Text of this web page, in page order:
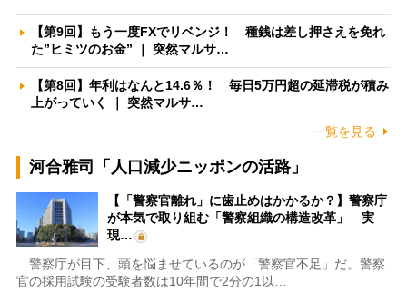
【第9回】もう一度FXでリベンジ！ 種銭は差し押さえを免れ
た”ヒミツのお金” ｜ 突然マルサ…
【第8回】年利はなんと14.6％！ 毎日5万円超の延滞税が積み
上がっていく ｜ 突然マルサ…
一覧を見る
河合雅司「人口減少ニッポンの活路」
【「警察官離れ」に歯止めはかかるか？】警察庁
が本気で取り組む「警察組織の構造改革」 実
現…
警察庁が目下、頭を悩ませているのが「警察官不足」だ。警察
官の採用試験の受験者数は10年間で2分の1以…